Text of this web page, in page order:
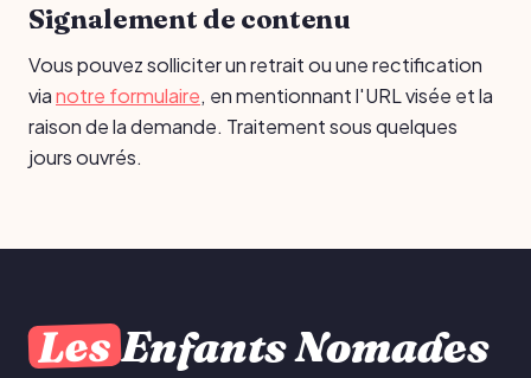
Signalement de contenu
Vous pouvez solliciter un retrait ou une rectification
vianotre formulaire, en mentionnant l'URL visée et la
raison de la demande. Traitement sous quelques
jours ouvrés.
Les Enfants Nomades